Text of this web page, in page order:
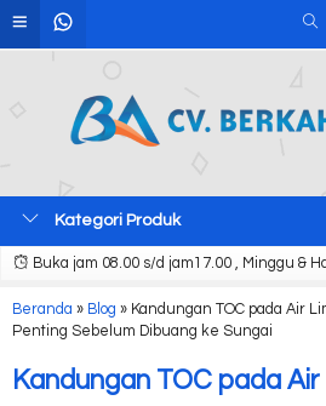
Kategori Produk
Buka jam 08.00 s/d jam17.00 , Minggu &
Beranda » Blog » Kandungan TOC pada Air
Penting Sebelum Dibuang ke Sungai
Kandungan TOC pada